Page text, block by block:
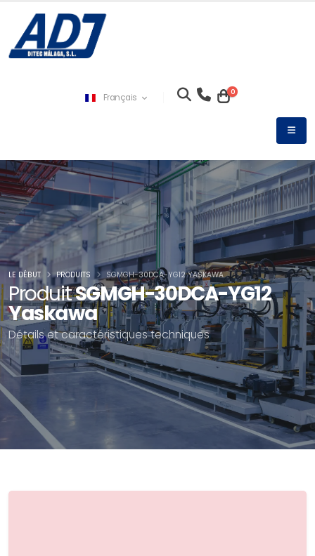
Français 0
ProduitSGMGH-30DCA-YG12
Yaskawa
Détails et caractéristiques techniques
LE DÉBUT PRODUITS SGMGH-30DCA-YG12 YASKAWA